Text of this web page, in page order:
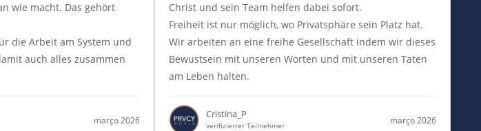
wie macht. Das gehört
die Arbeit am System und
auch alles zusammen
março 2026
Christ und sein Team helfen dabei sofort.
Freiheit ist nur möglich, wo Privatsphäre sein Platz hat.
Wir arbeiten an eine freihe Gesellschaft indem wir dieses
Bewustsein mit unseren Worten und mit unseren Taten
am Leben halten.
Cristina_P
verifizierter Teilnehmer
março 2026